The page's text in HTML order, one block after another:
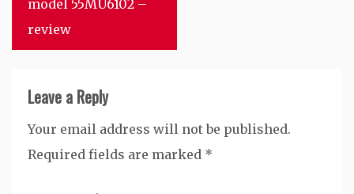
model 55MU6102 –
review
Leave a Reply
Your email address will not be published.
Required fields are marked *